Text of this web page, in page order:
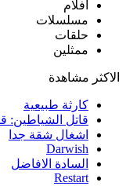
افلام
مسلسلات
حلقات
ممثلين
الاكثر مشاهدة
كارثة طبيعية
قاتل الشياطين:
اشغال شقة جدا
Darwish
السادة الافاضل
Restart